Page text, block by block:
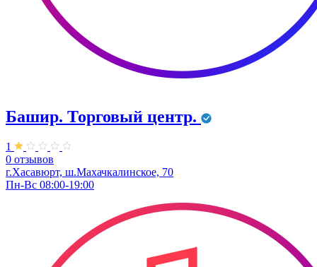
Башир. Торговый центр.
1
0 отзывов
г.Хасавюрт, ш.Махачкалинское, 70
Пн-Вс 08:00-19:00